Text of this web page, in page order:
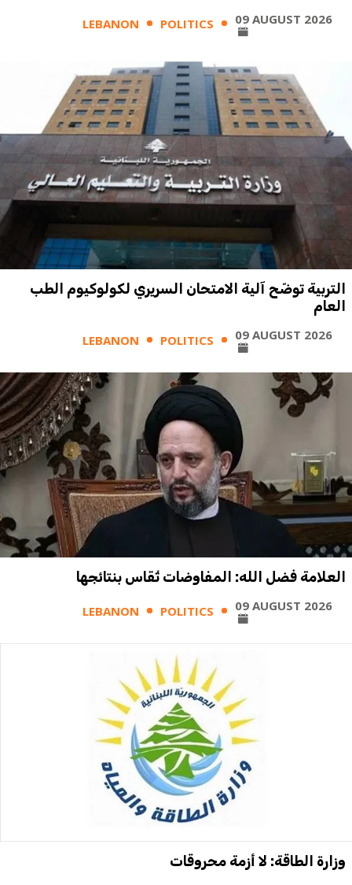
LEBANON POLITICS 09 AUGUST 2026
التربية توضّح آلية الامتحان السريري لكولوكيوم الطب
العام
LEBANON POLITICS 09 AUGUST 2026
العلامة فضل الله: المفاوضات تُقاس بنتائجها
LEBANON POLITICS 09 AUGUST 2026
وزارة الطاقة: لا أزمة محروقات